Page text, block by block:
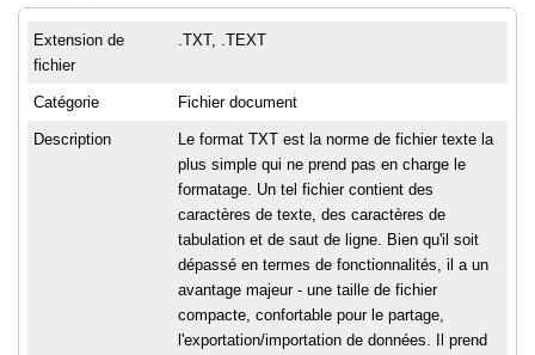
Extension de
fichier
.TXT, .TEXT
Catégorie Fichier document
Description
Le format TXT est la norme de fichier texte la
plus simple qui ne prend pas en charge le
formatage. Un tel fichier contient des
caractères de texte, des caractères de
tabulation et de saut de ligne. Bien qu'il soit
dépassé en termes de fonctionnalités, il a un
avantage majeur - une taille de fichier
compacte, confortable pour le partage,
l'exportation/importation de données. Il prend